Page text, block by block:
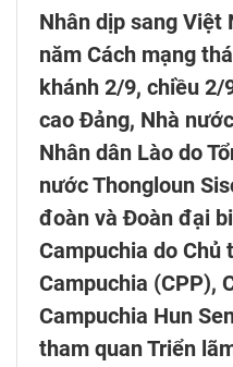
Nhân dịp sang Việt
năm Cách mạng
khánh 2/9, chiều
cao Đảng, Nhà
Nhân dân Lào do
nước Thongloun
đoàn và Đoàn đại
Campuchia do Chủ
Campuchia (CPP),
Campuchia Hun
tham quan Triển